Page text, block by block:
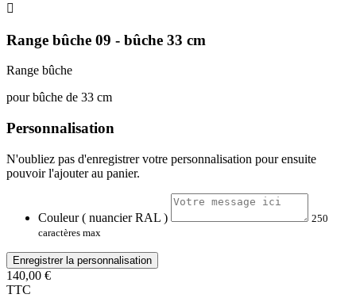

Range bûche 09 - bûche 33 cm
Range bûche
pour bûche de 33 cm
Personnalisation
N'oubliez pas d'enregistrer votre personnalisation pour ensuite
pouvoir l'ajouter au panier.
Couleur ( nuancier RAL )
250
caractères max
Enregistrer la personnalisation
140,00 €
TTC